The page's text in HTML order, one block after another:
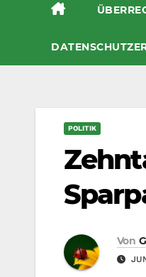
POLITIK
Von